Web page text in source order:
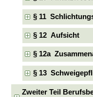
§ 11
§ 12 Aufsicht
§ 12a
§ 13
Zweiter Teil